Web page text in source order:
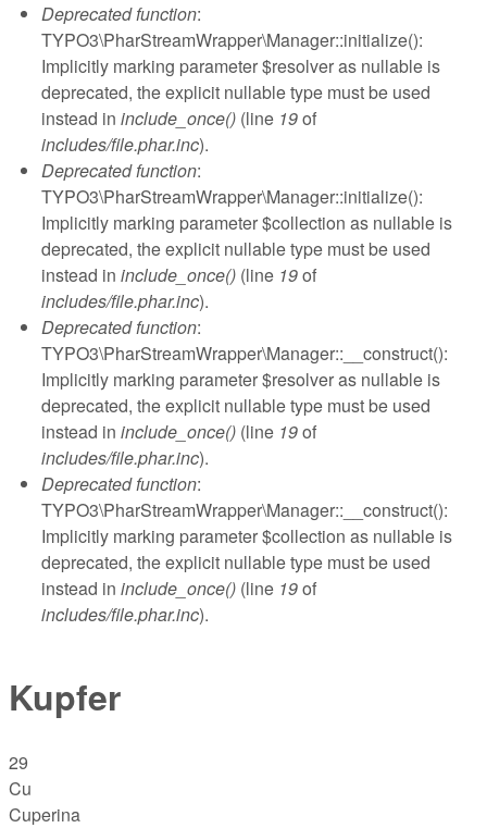
Deprecated function:
TYPO3\PharStreamWrapper\Manager::initialize():
Implicitly marking parameter $resolver as nullable is
deprecated, the explicit nullable type must be used
instead in include_once() (line 19of
includes/file.phar.inc).
Deprecated function:
TYPO3\PharStreamWrapper\Manager::initialize():
Implicitly marking parameter $collection as nullable is
deprecated, the explicit nullable type must be used
instead in include_once() (line 19of
includes/file.phar.inc).
Deprecated function:
TYPO3\PharStreamWrapper\Manager::__construct():
Implicitly marking parameter $resolver as nullable is
deprecated, the explicit nullable type must be used
instead in include_once() (line 19of
includes/file.phar.inc).
Deprecated function:
TYPO3\PharStreamWrapper\Manager::__construct():
Implicitly marking parameter $collection as nullable is
deprecated, the explicit nullable type must be used
instead in include_once() (line 19of
includes/file.phar.inc).
Kupfer
29
Cu
Cuperina